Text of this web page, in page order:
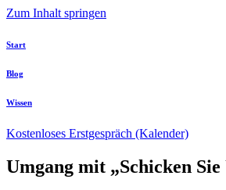
Zum Inhalt springen
Start
Blog
Wissen
Kostenloses Erstgespräch (Kalender)
Umgang mit „Schicken